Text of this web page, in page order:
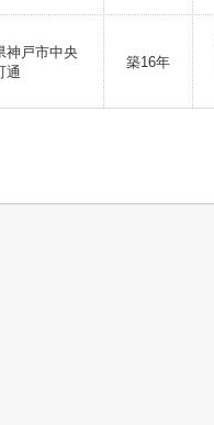
神戸市中央
通
築16年